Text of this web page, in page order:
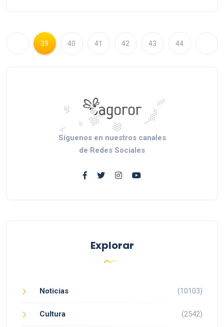
39 40 41 42 43 44
Síguenos en nuestros canales
de Redes Sociales
Explorar
Noticias (10103)
Cultura (2542)